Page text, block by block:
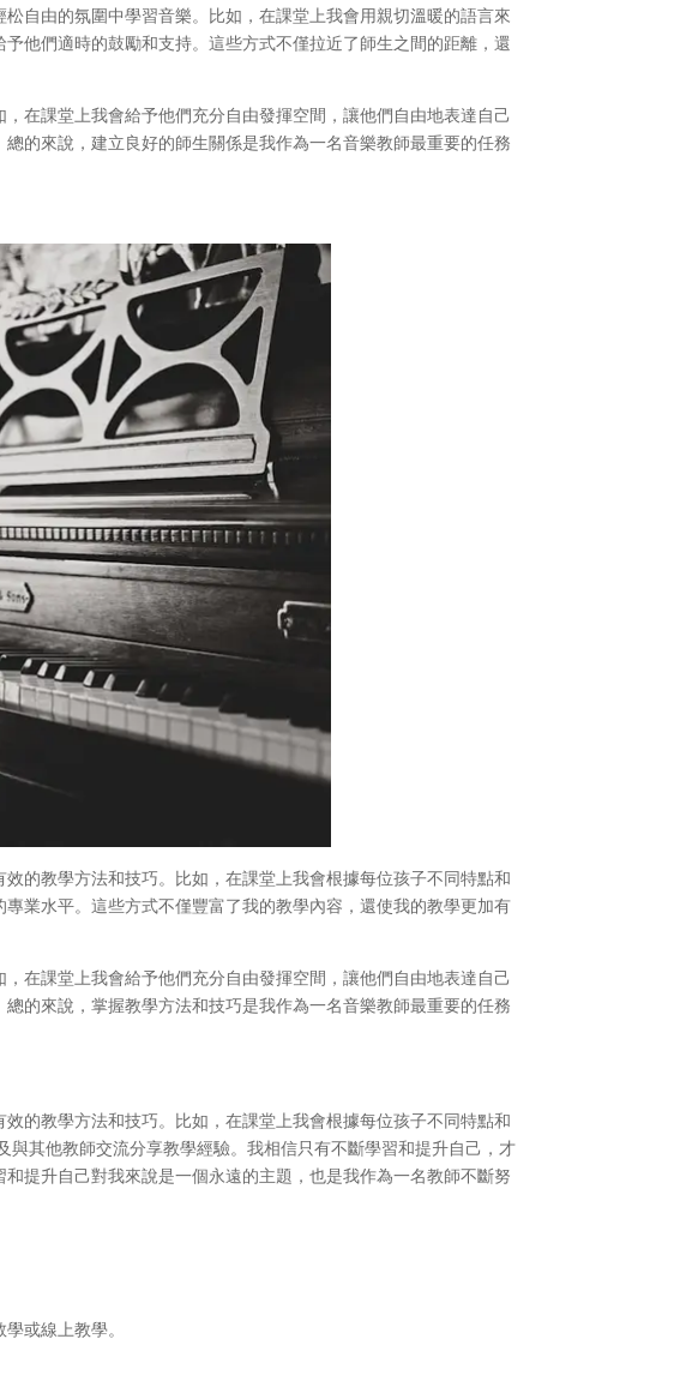
自由的氛圍中學習音樂。比如，在課堂上我會用親切溫暖的語言來
他們適時的鼓勵和支持。這些方式不僅拉近了師生之間的距離，還
在課堂上我會給予他們充分自由發揮空間，讓他們自由地表達自己
的來說，建立良好的師生關係是我作為一名音樂教師最重要的任務
的教學方法和技巧。比如，在課堂上我會根據每位孩子不同特點和
業水平。這些方式不僅豐富了我的教學內容，還使我的教學更加有
在課堂上我會給予他們充分自由發揮空間，讓他們自由地表達自己
的來說，掌握教學方法和技巧是我作為一名音樂教師最重要的任務
的教學方法和技巧。比如，在課堂上我會根據每位孩子不同特點和
其他教師交流分享教學經驗。我相信只有不斷學習和提升自己，才
提升自己對我來說是一個永遠的主題，也是我作為一名教師不斷努
或線上教學。